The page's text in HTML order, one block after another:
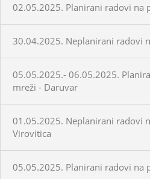
02.05.2025. Planirani radovi na
30.04.2025. Neplanirani radovi
05.05.2025.- 06.05.2025.
mreži - Daruvar
01.05.2025. Neplanirani radovi
Virovitica
05.05.2025. Planirani radovi na